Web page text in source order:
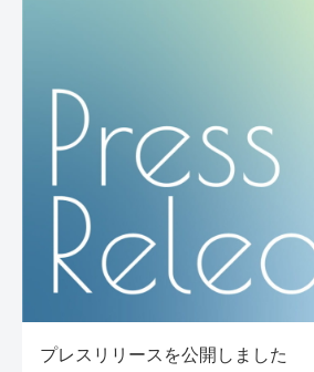
プレスリリースを公開しました